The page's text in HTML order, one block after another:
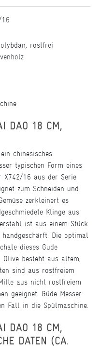
rostfrei
DAO 18 CM,
chinesisches
typischen Form eines
X742/16 aus der Serie
zum Schneiden und
zerkleinert es
Klinge aus
ist aus einem Stück
Die optimal
dieses Güde
Olive besteht aus altem,
sind aus rostfreiem
aus nicht rostfreiem
geeignet. Güde Messer
Fall in die Spülmaschine.
DAO 18 CM,
DATEN (CA.